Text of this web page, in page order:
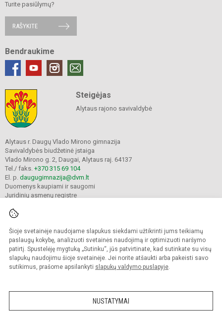
Šioje svetainėje naudojame slapukus siekdami užtikrinti jums teikiamų
paslaugų kokybę, analizuoti svetainės naudojimą ir optimizuoti naršymo
patirtį. Spustelėję mygtuką „Sutinku“, jūs patvirtinate, kad sutinkate su visų
slapukų naudojimu šioje svetainėje. Jei norite atšaukti arba pakeisti savo
sutikimus, prašome apsilankyti slapukų valdymo puslapyje.
NUSTATYMAI
Turite pasiūlymų?
RAŠYKITE
Bendraukime
Steigėjas
Alytaus rajono savivaldybė
Alytaus r. Daugų Vlado Mirono gimnazija
Savivaldybės biudžetinė įstaiga
Vlado Mirono g. 2, Daugai, Alytaus raj. 64137
Tel./ faks. +370 315 69 104
El. p. daugugimnazija@dvm.lt
Duomenys kaupiami ir saugomi
Juridinių asmenų registre
© 2024. Alytaus r. Daugų Vlado Mirono gimnazija. Visos teisės saugomos.
Kopijuoti turinį be raštiško įstaigos administracijos sutikimo griežtai draudžiama.
Prieinamumo paraiška Slapukų valdymas